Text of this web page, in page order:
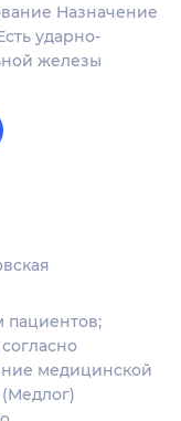
Назначение
ударно-
железы
пациентов;
медицинской